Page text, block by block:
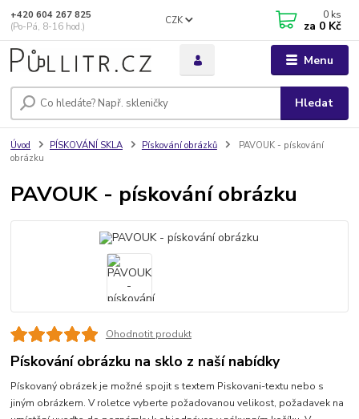
Menu
CZK
Hledat
+420 604 267 825
(Po-Pá, 8-16 hod.)
0 ks
za 0 Kč
Úvod PÍSKOVÁNÍ SKLA Pískování obrázků
PAVOUK - pískování
obrázku
PAVOUK - pískování obrázku
Ohodnotit produkt
Pískování obrázku na sklo z naší nabídky
Pískovaný obrázek je možné spojit s textem Piskovani-textu nebo s
jiným obrázkem. V roletce vyberte požadovanou velikost, požadavek na